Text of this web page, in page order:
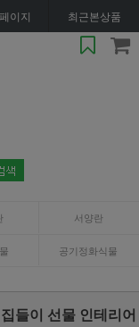
이지 최근본상품
서양란
공기정화식물
들이 선물 인테리어